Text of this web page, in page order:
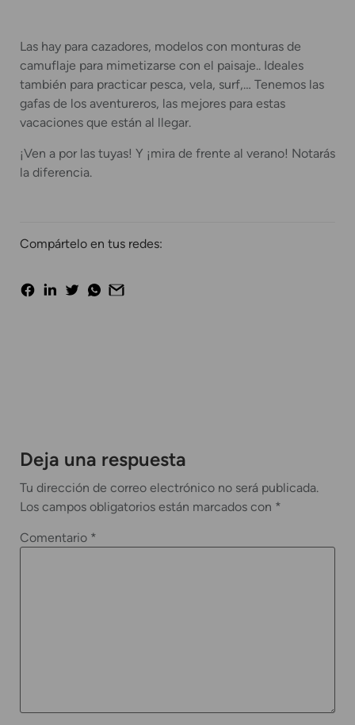
Las hay para cazadores, modelos con monturas de
camuflaje para mimetizarse con el paisaje.. Ideales
también para practicar pesca, vela, surf,… Tenemos las
gafas de los aventureros, las mejores para estas
vacaciones que están al llegar.
¡Ven a por las tuyas! Y ¡mira de frente al verano! Notarás
la diferencia.
Compártelo en tus redes:
Deja una respuesta
Tu dirección de correo electrónico no será publicada.
Los campos obligatorios están marcados con *
Comentario *